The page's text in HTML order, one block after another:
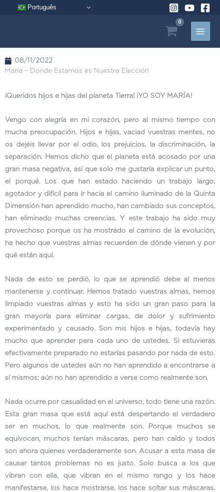
Português
08/11/2022
María – Donde Estamos es Nuestra Elección
¡Queridos hijos e hijas del planeta Tierra! ¡YO SOY MARÍA!
Vengo con alegría en mi corazón, pero al mismo tiempo con
mucha preocupación. Hijos e hijas, vaciad vuestras mentes, no
os dejéis llevar por el odio, los prejuicios, la discriminación, la
separación. Hemos dicho que el planeta está acosado por una
gran masa negativa, así que solo me gustaría explicar un punto,
el porqué. Los que han estado haciendo un trabajo largo,
agotador y difícil para ir hacia el camino iluminado de la Quinta
Dimensión han aprendido mucho, han cambiado sus conceptos,
han eliminado muchas creencias. Y este trabajo ha sido muy
provechoso porque os ha mostrado el camino de la evolución,
ha hecho que vuestras almas recuerden de dónde vienen y por
qué están aquí.
Nada de esto se perdió, lo que se aprendió debe al menos
mantenerse y continuar. Hemos tratado vuestras almas, hemos
limpiado vuestras almas y esto ha sido un gran paso para la
gran mayoría para eliminar cargas, de dolor y sufrimiento
experimentado y causado. Son mis hijos e hijas, todavía hay
mucho que aprender para cada uno de ustedes. Si estuvieras
efectivamente preparado no estarías pasando por nada de esto.
Pero algunos de ustedes aún no han aprendido a encontrarse a
sí mismos; aún no han aprendido a verse como realmente son.
Nada ocurre por casualidad en el universo, todo tiene una razón.
Esta gran masa que está aquí está despertando el verdadero
ser en muchos, lo que realmente son. Porque muchos se
equivocan, muchos tenían máscaras, pero han caído y todos
son ahora quienes verdaderamente son. Acusar a esta masa de
causar tantos problemas no es justo. Solo busca a los que
vibran con ella, que vibran en el mismo rango y los hace
manifestarse, los hace mostrarse, los hace soltar sus máscaras.